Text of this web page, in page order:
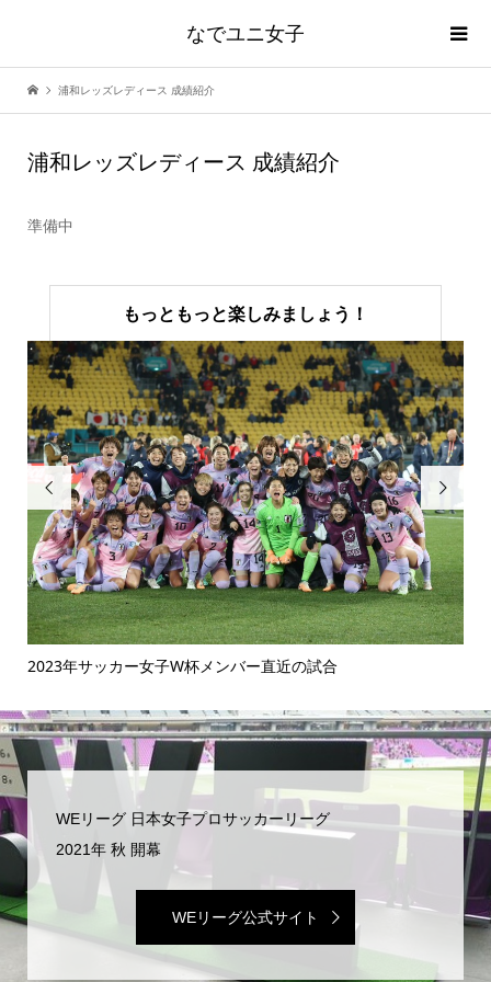
なでユニ女子
浦和レッズレディース 成績紹介
浦和レッズレディース 成績紹介
準備中
もっともっと楽しみましょう！

2023年サッカー女子W杯メンバー直近の試合

WEリーグ 日本女子プロサッカーリーグ
2021年 秋 開幕
WEリーグ公式サイト